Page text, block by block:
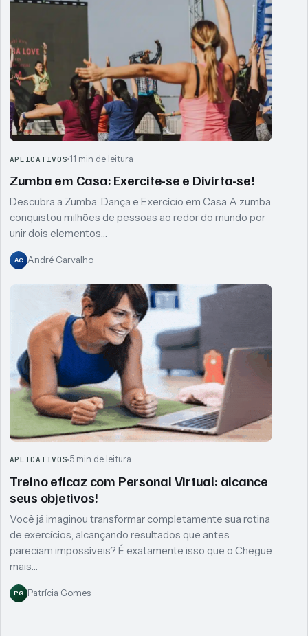
APLICATIVOS 11 min de leitura
Zumba em Casa: Exercite-se e Divirta-se!
Descubra a Zumba: Dança e Exercício em Casa A zumba
conquistou milhões de pessoas ao redor do mundo por
unir dois elementos…
AC André Carvalho
APLICATIVOS 5 min de leitura
Treino eficaz com Personal Virtual: alcance
seus objetivos!
Você já imaginou transformar completamente sua rotina
de exercícios, alcançando resultados que antes
pareciam impossíveis? É exatamente isso que o Chegue
mais…
PG Patrícia Gomes